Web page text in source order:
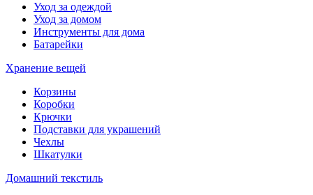
Уход за одеждой
Уход за домом
Инструменты для дома
Батарейки
Хранение вещей
Корзины
Коробки
Крючки
Подставки для украшений
Чехлы
Шкатулки
Домашний текстиль